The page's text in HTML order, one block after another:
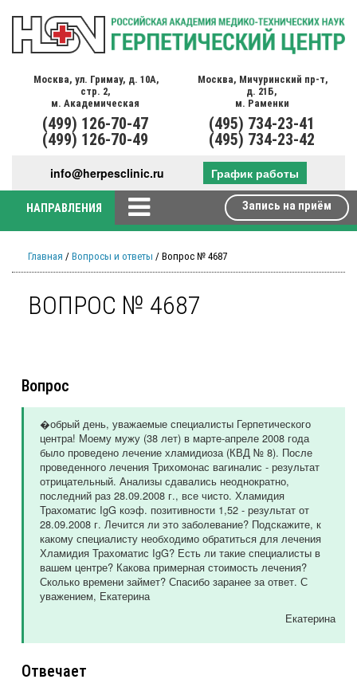
Москва, ул. Гримау, д. 10А,
стр. 2,
м. Академическая
(499) 126-70-47
(499) 126-70-49
Москва, Мичуринский пр-т,
д. 21Б,
м. Раменки
(495) 734-23-41
(495) 734-23-42
info@herpesclinic.ru График работы
НАПРАВЛЕНИЯ Запись на приём
Главная / Вопросы и ответы / Вопрос № 4687
ВОПРОС № 4687
Вопрос
�обрый день, уважаемые специалисты Герпетического
центра! Моему мужу (38 лет) в марте-апреле 2008 года
было проведено лечение хламидиоза (КВД № 8). После
проведенного лечения Трихомонас вагиналис - результат
отрицательный. Анализы сдавались неоднократно,
последний раз 28.09.2008 г., все чисто. Хламидия
Трахоматис IgG коэф. позитивности 1,52 - результат от
28.09.2008 г. Лечится ли это заболевание? Подскажите, к
какому специалисту необходимо обратиться для лечения
Хламидия Трахоматис IgG? Есть ли такие специалисты в
вашем центре? Какова примерная стоимость лечения?
Сколько времени займет? Спасибо заранее за ответ. С
уважением, Екатерина
Екатерина
Отвечает